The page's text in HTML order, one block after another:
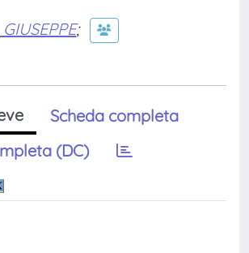
;
Scheda completa
(DC)